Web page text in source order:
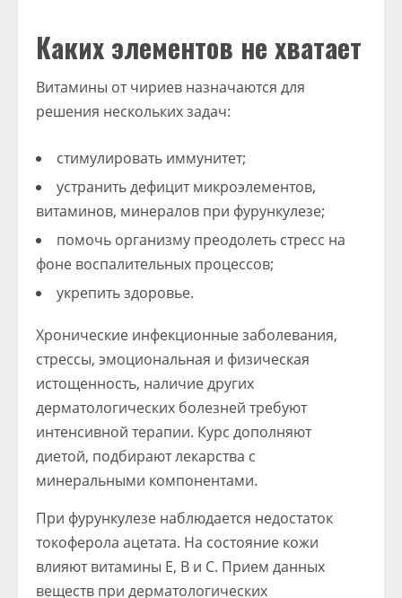
Каких элементов не хватает
Витамины от чириев назначаются для
решения нескольких задач:
стимулировать иммунитет;
устранить дефицит микроэлементов,
витаминов, минералов при фурункулезе;
помочь организму преодолеть стресс на
фоне воспалительных процессов;
укрепить здоровье.
Хронические инфекционные заболевания,
стрессы, эмоциональная и физическая
истощенность, наличие других
дерматологических болезней требуют
интенсивной терапии. Курс дополняют
диетой, подбирают лекарства с
минеральными компонентами.
При фурункулезе наблюдается недостаток
токоферола ацетата. На состояние кожи
влияют витамины Е, В и С. Прием данных
веществ при дерматологических